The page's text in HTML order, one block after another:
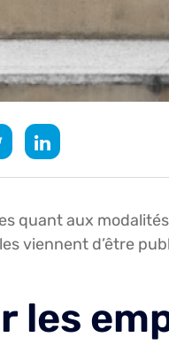
quant aux
viennent d’être
les